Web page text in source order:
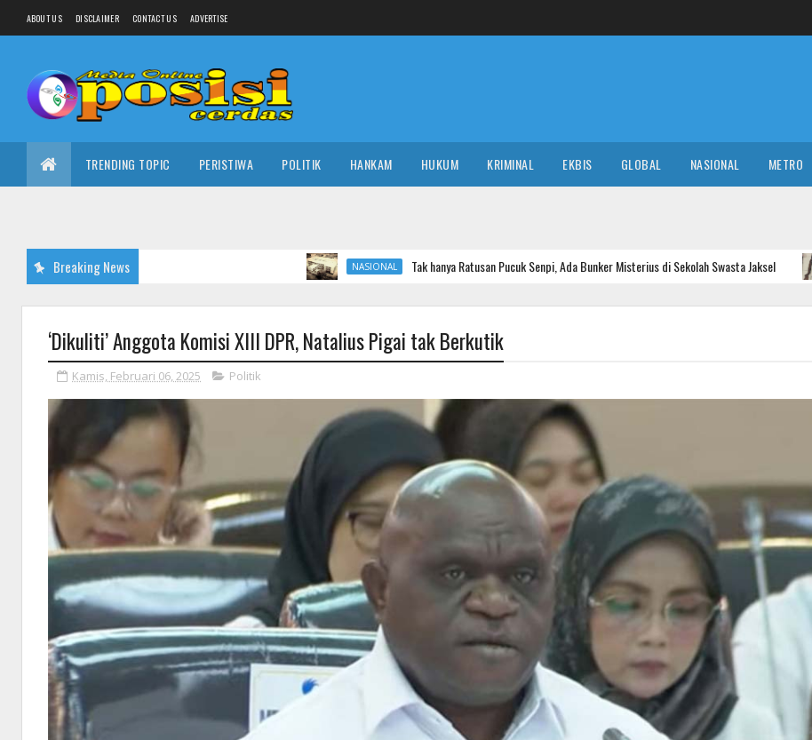
ABOUT US DISCLAIMER CONTACT US ADVERTISE
TRENDING TOPIC PERISTIWA POLITIK HANKAM HUKUM KRIMINAL EKBIS GLOBAL NASIONAL METRO
Breaking News NASIONAL Tak hanya Ratusan Pucuk Senpi, Ada Bunker Misterius di Sekolah Swasta Jaksel NASIONAL
‘Dikuliti’ Anggota Komisi XIII DPR, Natalius Pigai tak Berkutik
Kamis, Februari 06, 2025 Politik